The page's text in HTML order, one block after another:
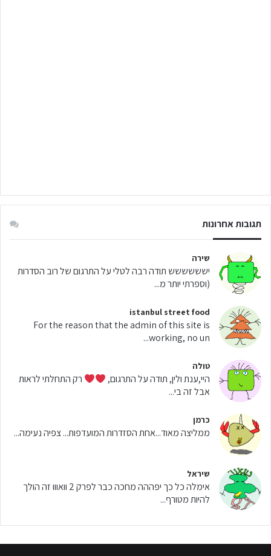
תגובות אחרונות
שירה
ישששששש תודה רבה לטלי על התרגום של רוב הסדרות
(וספרתי יותר מ...
istanbul street food
For the reason that the admin of this site is
working, no un...
טולה
היי,ענת ולין, תודה על התרגום,
רק התחלתי לראות
אבל זה בי...
כרמן
ממליצה מאוד...אחת הסזדרות המועדפות... צפיה נעימה...
שיראל
אימלה כל כך יפההה מחכה כבר לפרק 2 וואווו זה הולך
להיות מטורף...